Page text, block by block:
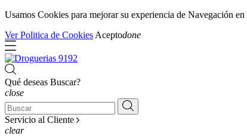
Usamos Cookies para mejorar su experiencia de Navegación
Ver Politica de Cookies Aceptodone
Qué deseas Buscar?
close
Servicio al Cliente
clear